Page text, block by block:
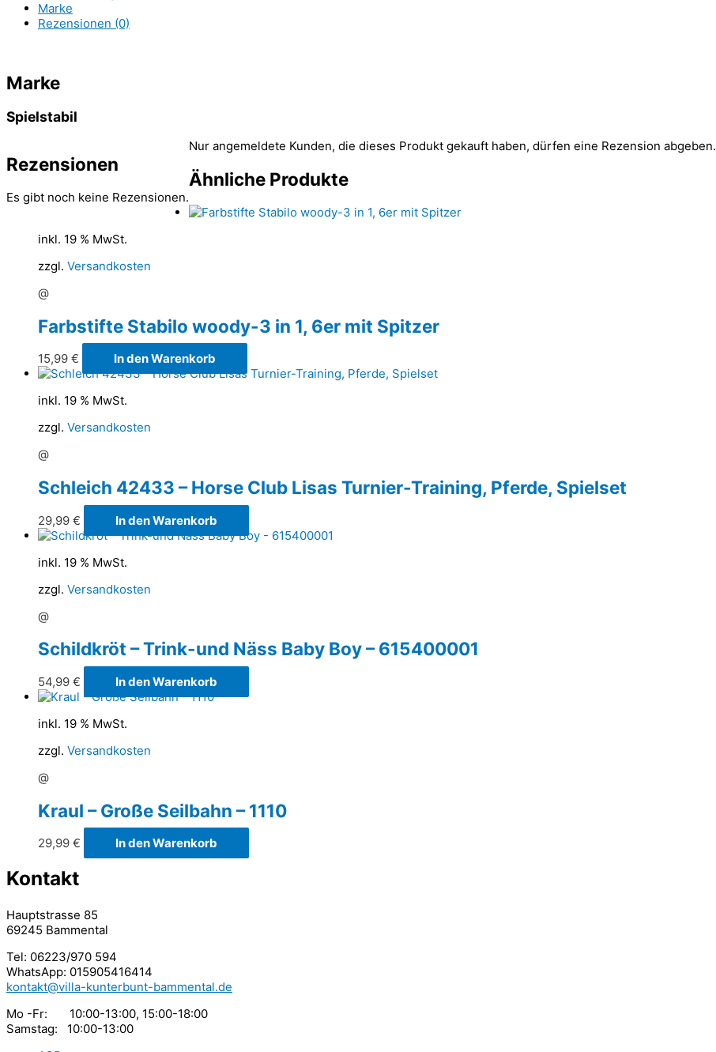
Marke
Rezensionen (0)
Marke
Spielstabil
Rezensionen
Es gibt noch keine Rezensionen.
Nur angemeldete Kunden, die dieses Produkt gekauft haben, dürfen eine Rezension abgeben.
Ähnliche Produkte
inkl. 19 % MwSt.
zzgl. Versandkosten
@
Farbstifte Stabilo woody-3 in 1, 6er mit Spitzer
15,99 € In den Warenkorb
inkl. 19 % MwSt.
zzgl. Versandkosten
@
Schleich 42433 – Horse Club Lisas Turnier-Training, Pferde, Spielset
29,99 € In den Warenkorb
inkl. 19 % MwSt.
zzgl. Versandkosten
@
Schildkröt – Trink-und Näss Baby Boy – 615400001
54,99 € In den Warenkorb
inkl. 19 % MwSt.
zzgl. Versandkosten
@
Kraul – Große Seilbahn – 1110
29,99 € In den Warenkorb
Kontakt
Hauptstrasse 85
69245 Bammental
Tel: 06223/970 594
WhatsApp: 015905416414
kontakt@villa-kunterbunt-bammental.de
Mo -Fr: 10:00-13:00, 15:00-18:00
Samstag: 10:00-13:00